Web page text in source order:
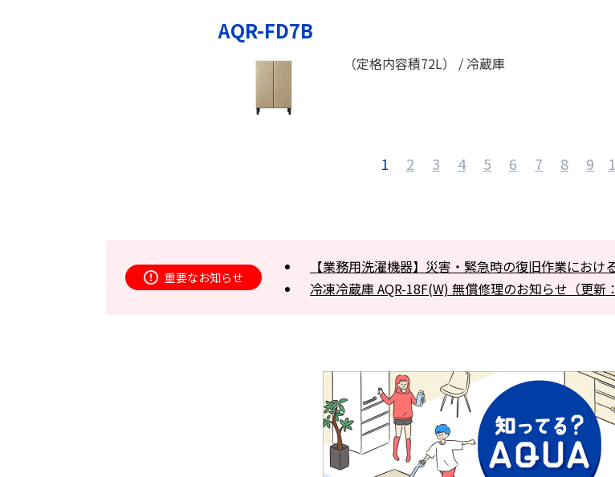
AQR-FD7B
（定格内容積72L） / 冷蔵庫
1 2 3 4 5 6 7 8 9
重要なお知らせ
【業務用洗濯機器】災害・緊急時の復旧作業におけ
冷凍冷蔵庫 AQR-18F(W) 無償修理のお知らせ（更新